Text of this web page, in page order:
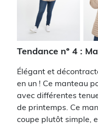
Tendance nº 4 :
Élégant et
en un ! Ce manteau
avec différentes
de printemps. Ce
coupe plutôt simple,